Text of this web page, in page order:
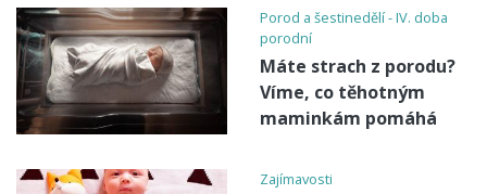
Porod a šestinedělí - IV. doba
porodní
Máte strach z porodu?
Víme, co těhotným
maminkám pomáhá
Zajímavosti